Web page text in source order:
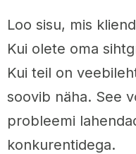
Loo sisu, mis
Kui olete oma
Kui teil on
soovib näha. See
probleemi
konkurentidega.